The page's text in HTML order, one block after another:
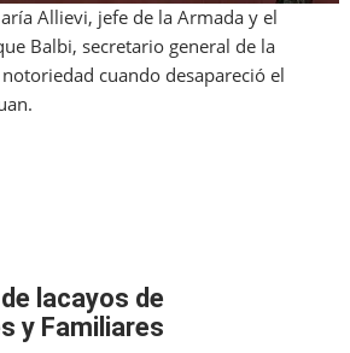
Allievi, jefe de la Armada y el
Balbi, secretario general de la
cuando desapareció el
lacayos de
y Familiares